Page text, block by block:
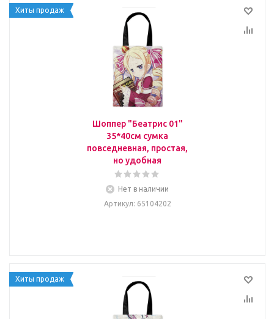
Хиты продаж
Шоппер "Беатрис 01"
35*40см сумка
повседневная, простая,
но удобная
Нет в наличии
Артикул: 65104202
Хиты продаж